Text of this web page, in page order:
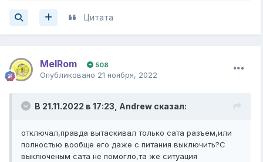
Цитата
MelRom 508
Опубликовано 21 ноября, 2022
В 21.11.2022 в 17:23, Andrew сказал:
отключал,правда вытаскивал только сата разъем,или
полностью вообще его даже с питания выключить?С
выключеным сата не помогло,та же ситуация